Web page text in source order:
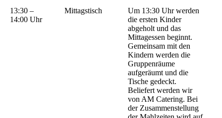
13:30 –
14:00 Uhr
Mittagstisch
Um 13:30 Uhr werden
die ersten Kinder
abgeholt und das
Mittagessen beginnt.
Gemeinsam mit den
Kindern werden die
Gruppenräume
aufgeräumt und die
Tische gedeckt.
Beliefert werden wir
von AM Catering. Bei
der Zusammenstellung